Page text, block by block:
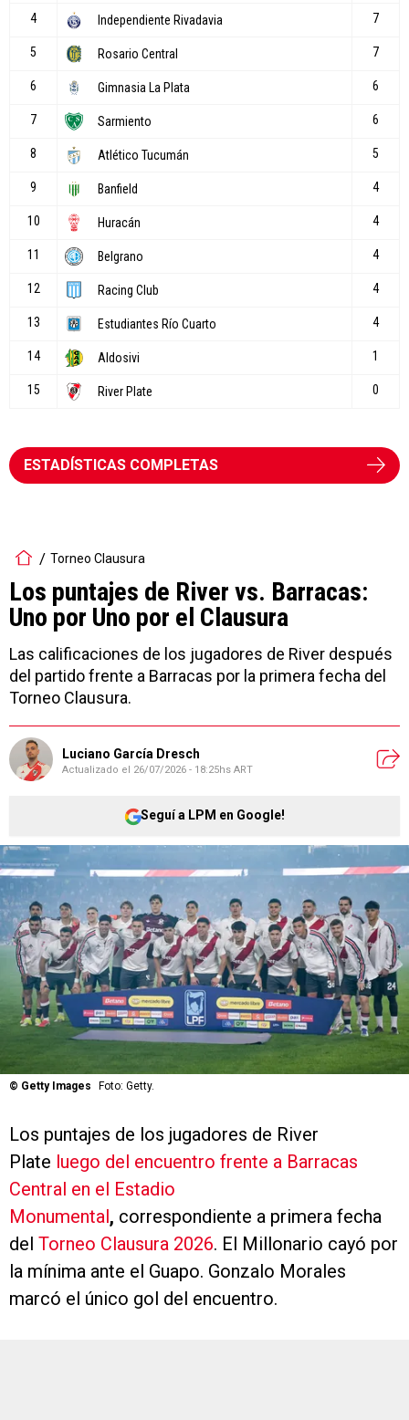
ESTADÍSTICAS COMPLETAS
Torneo Clausura
Los puntajes de River vs. Barracas:
Uno por Uno por el Clausura
Las calificaciones de los jugadores de River después
del partido frente a Barracas por la primera fecha del
Torneo Clausura.
Luciano García Dresch
Actualizado el 26/07/2026 - 18:25hs ART
Seguí a LPM en Google!
© Getty Images Foto: Getty.
Los puntajes de los jugadores de River
Plate luego del encuentro frente a Barracas
Central en el Estadio
Monumental, correspondiente a primera fecha
del Torneo Clausura 2026. El Millonario cayó por
la mínima ante el Guapo. Gonzalo Morales
marcó el único gol del encuentro.